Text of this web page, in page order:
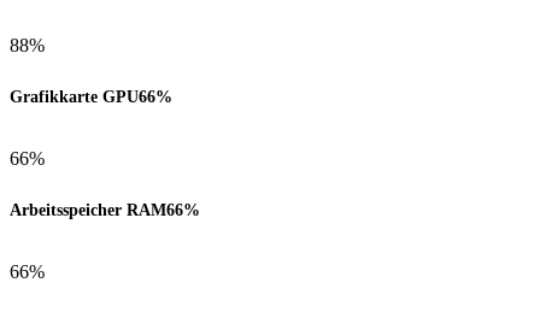
88%
Grafikkarte GPU66%
66%
Arbeitsspeicher RAM66%
66%